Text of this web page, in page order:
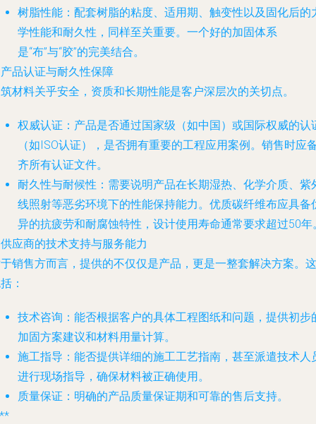
树脂性能 ：配套树脂的粘度、适用期、触变性以及固化后的
学性能和耐久性，同样至关重要。一个好的加固体系
是“布”与“胶”的完美结合。
产品认证与耐久性保障
材料关乎安全，资质和长期性能是客户深层次的关切点。
权威认证 ：产品是否通过国家级（如中国）或国际权威的认
（如ISO认证），是否拥有重要的工程应用案例。销售时应
齐所有认证文件。
耐久性与耐候性 ：需要说明产品在长期湿热、化学介质、紫
线照射等恶劣环境下的性能保持能力。优质碳纤维布应具备
异的抗疲劳和耐腐蚀特性，设计使用寿命通常要求超过50年
供应商的技术支持与服务能力
销售方而言，提供的不仅仅是产品，更是一整套解决方案。这
：
技术咨询 ：能否根据客户的具体工程图纸和问题，提供初步
加固方案建议和材料用量计算。
施工指导 ：能否提供详细的施工工艺指南，甚至派遣技术人
进行现场指导，确保材料被正确使用。
质量保证 ：明确的产品质量保证期和可靠的售后支持。